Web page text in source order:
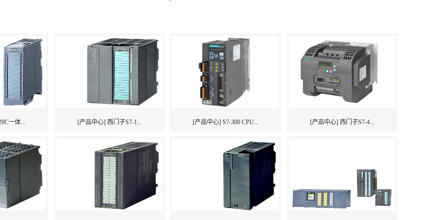
一体... [产品中心] 西门子S7-1... [产品中心] S7-300 CPU... [产品中心] 西门子S7-4...